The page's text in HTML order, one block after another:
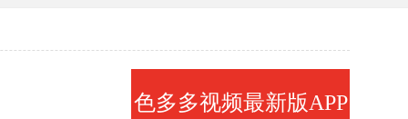
色多多视频最新版APP